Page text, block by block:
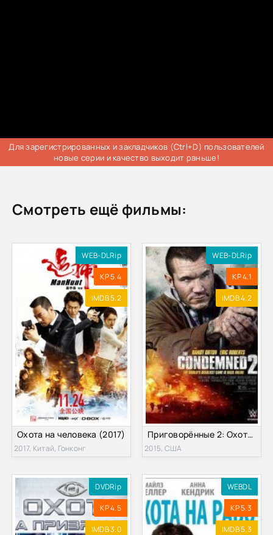
Для зарегистрированных и закладчиков (Ctrl+D) пользователей
новые серии и качество выходит раньше!
Смотреть ещё фильмы:
WEB-DLRip
KP 5.4
IMDB 5.2
Охота на человека (2017)
2017, Китай, Гонконг
WEB-DLRip
KP 4.1
IMDB 4.2
Приговорённые 2: Охота в пустыне (2015)
2015, США
DVDRip
KP 4.5
IMDB 3.0
WEBDL
KP 5.3
IMDB 5.3